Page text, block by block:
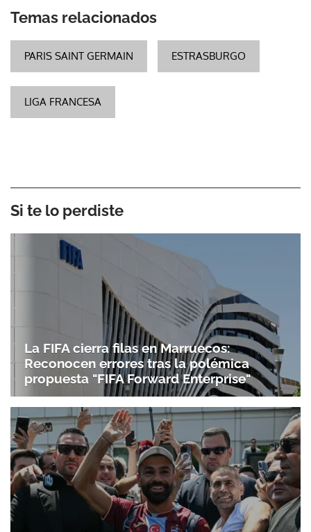
Temas relacionados
PARIS SAINT GERMAIN ESTRASBURGO
LIGA FRANCESA
Si te lo perdiste
La FIFA cierra filas en Marruecos:
Reconocen errores tras la polémica
propuesta "FIFA Forward Enterprise"